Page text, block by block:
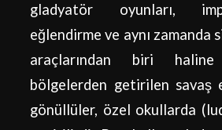
gladyatör oyunları,
eğlendirme ve aynı zamanda
araçlarından biri
bölgelerden getirilen savaş
gönüllüler, özel okullarda